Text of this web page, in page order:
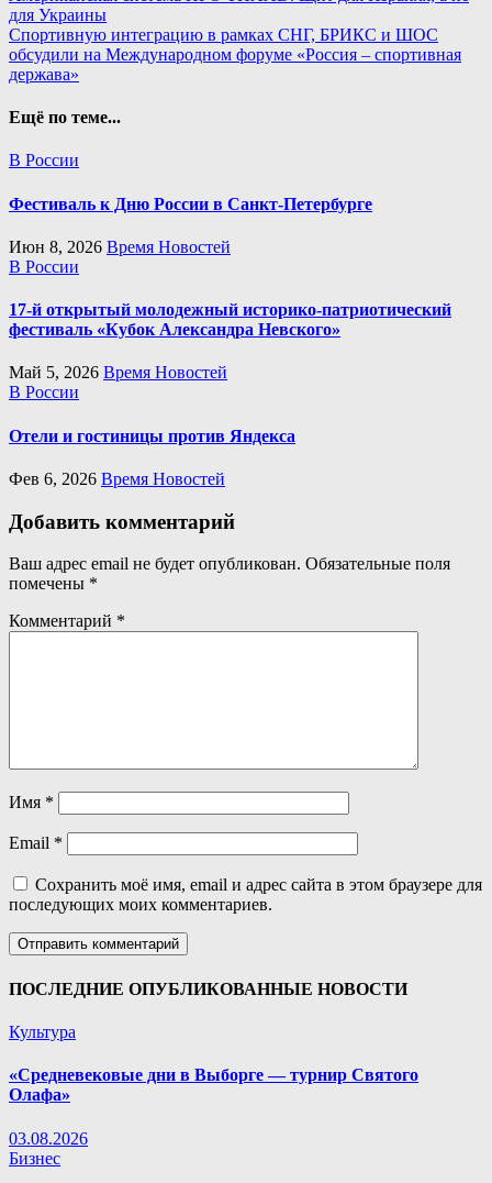
по
записям
для Украины
Спортивную интеграцию в рамках СНГ, БРИКС и ШОС
обсудили на Международном форуме «Россия – спортивная
держава»
Ещё по теме...
В России
Фестиваль к Дню России в Санкт-Петербурге
Июн 8, 2026 Время Новостей
В России
17-й открытый молодежный историко-патриотический
фестиваль «Кубок Александра Невского»
Май 5, 2026 Время Новостей
В России
Отели и гостиницы против Яндекса
Фев 6, 2026 Время Новостей
Добавить комментарий
Ваш адрес email не будет опубликован. Обязательные поля
помечены *
Комментарий *
Имя *
Email *
Сохранить моё имя, email и адрес сайта в этом браузере для
последующих моих комментариев.
ПОСЛЕДНИЕ ОПУБЛИКОВАННЫЕ НОВОСТИ
Культура
«Средневековые дни в Выборге — турнир Святого
Олафа»
03.08.2026
Бизнес